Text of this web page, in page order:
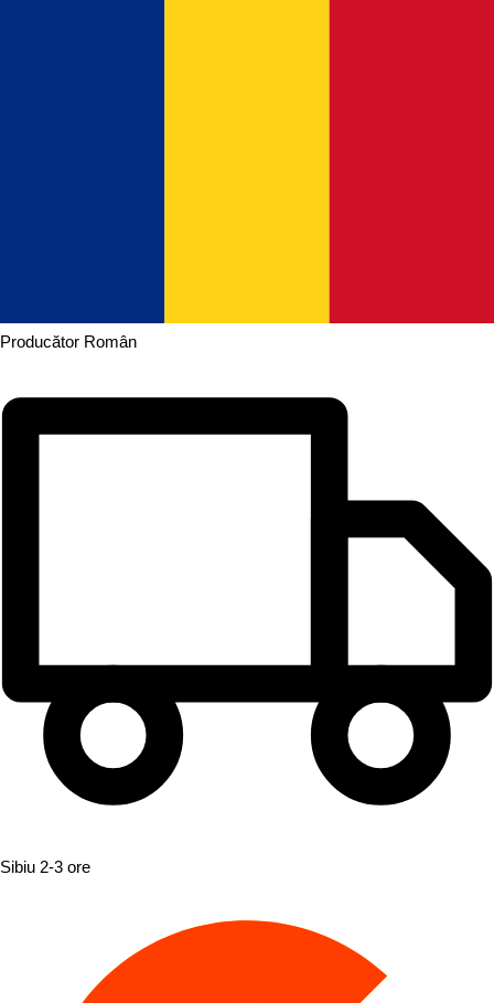
Producător Român
Sibiu 2-3 ore